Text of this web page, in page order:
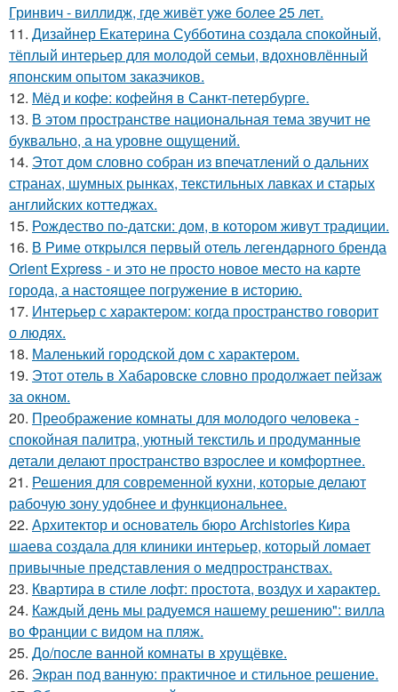
Гринвич - виллидж, где живёт уже более 25 лет.
11. Дизайнер Екатерина Субботина создала спокойный,
тёплый интерьер для молодой семьи, вдохновлённый
японским опытом заказчиков.
12. Мёд и кофе: кофейня в Санкт-петербурге.
13. В этом пространстве национальная тема звучит не
буквально, а на уровне ощущений.
14. Этот дом словно собран из впечатлений о дальних
странах, шумных рынках, текстильных лавках и старых
английских коттеджах.
15. Рождество по-датски: дом, в котором живут традиции.
16. В Риме открылся первый отель легендарного бренда
Orient Express - и это не просто новое место на карте
города, а настоящее погружение в историю.
17. Интерьер с характером: когда пространство говорит
о людях.
18. Маленький городской дом с характером.
19. Этот отель в Хабаровске словно продолжает пейзаж
за окном.
20. Преображение комнаты для молодого человека -
спокойная палитра, уютный текстиль и продуманные
детали делают пространство взрослее и комфортнее.
21. Решения для современной кухни, которые делают
рабочую зону удобнее и функциональнее.
22. Архитектор и основатель бюро Archistories Кира
шаева создала для клиники интерьер, который ломает
привычные представления о медпространствах.
23. Квартира в стиле лофт: простота, воздух и характер.
24. Каждый день мы радуемся нашему решению": вилла
во Франции с видом на пляж.
25. До/после ванной комнаты в хрущёвке.
26. Экран под ванную: практичное и стильное решение.